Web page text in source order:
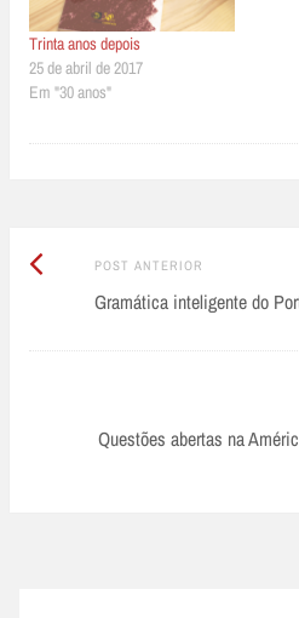
Trinta anos depois
25 de abril de 2017
Em "30 anos"
Post
navigation
POST ANTERIOR
Anterior:
Gramática inteligente do
Questões abertas na